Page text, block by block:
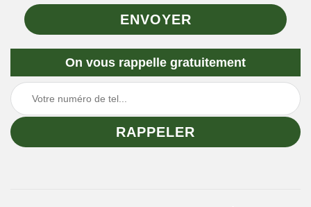
On vous rappelle gratuitement